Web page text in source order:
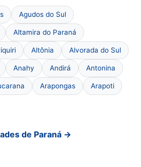
Agudos do Sul
Altamira do Paraná
Altônia Alvorada do Sul
Anahy Andirá Antonina
Arapongas Arapoti
de Paraná →